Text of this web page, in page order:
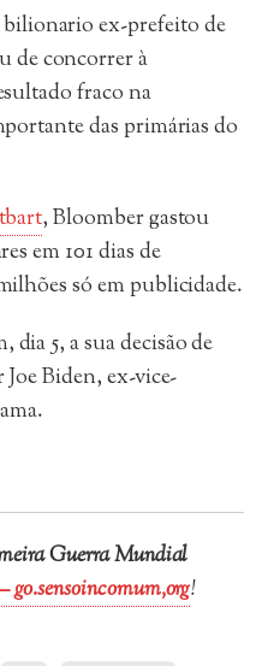
ex-prefeito de
de concorrer à
fraco na
das primárias do
, Bloomber gastou
em 101 dias de
só em publicidade.
5, a sua decisão de
Biden, ex-vice-
Guerra Mundial
go.sensoincomum,org!